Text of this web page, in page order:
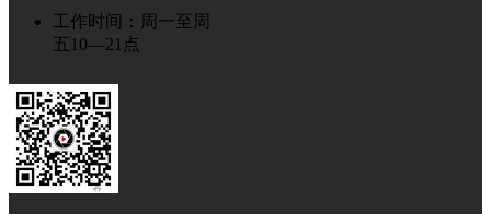
工作时间：周一至周
五10—21点